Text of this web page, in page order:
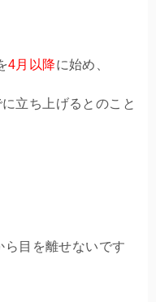
4月以降に始め、
に立ち上げるとのこと
ら目を離せないです